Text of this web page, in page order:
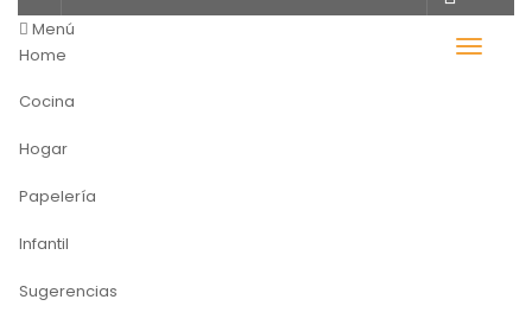
categorias
Menú
Home
Cocina
Hogar
Papelería
Infantil
Sugerencias